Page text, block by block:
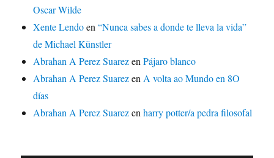
Oscar Wilde
Xente Lendoen“Nunca sabes a donde te lleva la vida”
de Michael Künstler
Abrahan A Perez SuarezenPájaro blanco
Abrahan A Perez SuarezenA volta ao Mundo en 8O
días
Abrahan A Perez Suarezenharry potter/a pedra filosofal